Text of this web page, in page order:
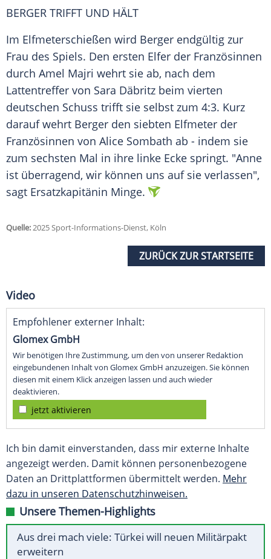
BERGER TRIFFT UND HÄLT
Im Elfmeterschießen wird Berger endgültig zur
Frau des Spiels. Den ersten Elfer der Französinnen
durch Amel Majri wehrt sie ab, nach dem
Lattentreffer von Sara Däbritz beim vierten
deutschen Schuss trifft sie selbst zum 4:3. Kurz
darauf wehrt Berger den siebten Elfmeter der
Französinnen von Alice Sombath ab - indem sie
zum sechsten Mal in ihre linke Ecke springt. "Anne
ist überragend, wir können uns auf sie verlassen",
sagt Ersatzkapitänin Minge.
Quelle:2025 Sport-Informations-Dienst, Köln
ZURÜCK ZUR STARTSEITE
Video
Empfohlener externer Inhalt:
Glomex GmbH
Wir benötigen Ihre Zustimmung, um den von unserer Redaktion
eingebundenen Inhalt von Glomex GmbH anzuzeigen. Sie können
diesen mit einem Klick anzeigen lassen und auch wieder
deaktivieren.
jetzt aktivieren
Ich bin damit einverstanden, dass mir externe Inhalte
angezeigt werden. Damit können personenbezogene
Daten an Drittplattformen übermittelt werden. Mehr
dazu in unseren Datenschutzhinweisen.
Unsere Themen-Highlights
Aus drei mach viele: Türkei will neuen Militärpakt
erweitern